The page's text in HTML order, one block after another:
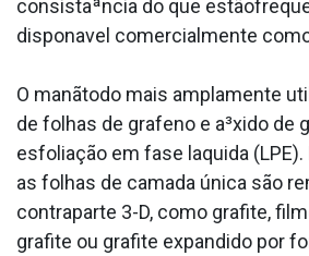
consistaªncia do que
dispona­vel comercialmente
O manãtodo mais amplamente
de folhas de grafeno e a³xido de
esfoliação em fase la­quida
as folhas de camada única são
contraparte 3-D, como grafite,
grafite ou grafite expandido por